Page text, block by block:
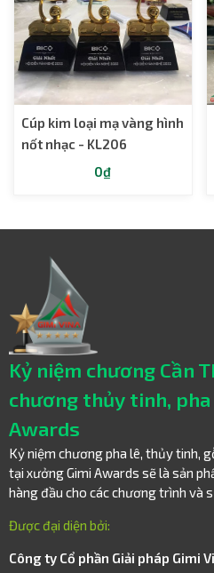
Cúp kim loại mạ vàng hình
nốt nhạc - KL206
0₫
Kỷ niệm chương Cần
chương thủy tinh, pha
Awards
Kỷ niệm chương pha lê, thủy tinh,
tại xưởng Gimi Awards sẽ là sản
hàng đầu cho các chương trình và
Được đại diện bởi:
Công ty Cổ phần Giải pháp Gimi